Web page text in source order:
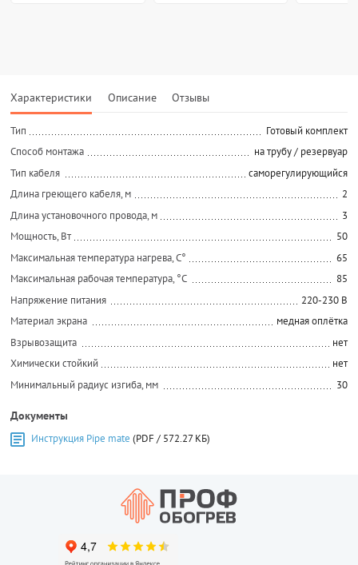
Характеристики Описание Отзывы
Тип
Готовый комплект
Способ монтажа
на трубу / резервуар
Тип кабеля
саморегулирующийся
Длина греющего кабеля, м
2
Длина установочного провода, м
3
Мощность, Вт
50
Максимальная температура нагрева, С°
65
Максимальная рабочая температура, °C
85
Напряжение питания
220-230 В
Материал экрана
медная оплётка
Взрывозащита
нет
Химически стойкий
нет
Минимальный радиус изгиба, мм
30
Документы
Инструкция Pipe mate (PDF / 572.27 КБ)